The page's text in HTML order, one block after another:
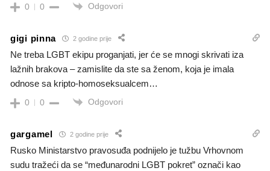
0 0 Odgovori
gigi pinna 2 godine prije
Ne treba LGBT ekipu proganjati, jer će se mnogi skrivati iza
lažnih brakova – zamislite da ste sa ženom, koja je imala
odnose sa kripto-homoseksualcem…
0 0 Odgovori
gargamel 2 godine prije
Rusko Ministarstvo pravosuđa podnijelo je tužbu Vrhovnom
sudu tražeći da se “međunarodni LGBT pokret” označi kao